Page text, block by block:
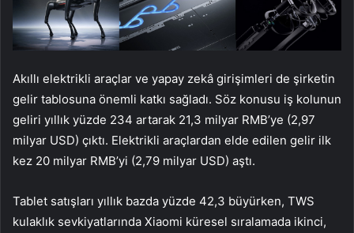
Akıllı elektrikli araçlar ve yapay zekâ girişimleri de şirketin
gelir tablosuna önemli katkı sağladı. Söz konusu iş kolunun
geliri yıllık yüzde 234 artarak 21,3 milyar RMB’ye (2,97
milyar USD) çıktı. Elektrikli araçlardan elde edilen gelir ilk
kez 20 milyar RMB’yi (2,79 milyar USD) aştı.
Tablet satışları yıllık bazda yüzde 42,3 büyürken, TWS
kulaklık sevkiyatlarında Xiaomi küresel sıralamada ikinci,